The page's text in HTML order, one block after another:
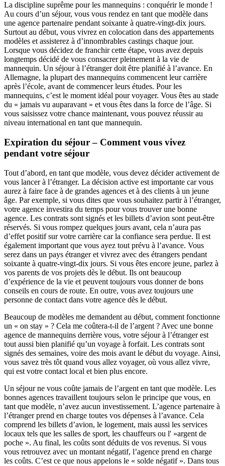
La discipline suprême pour les mannequins : conquérir le monde !
Au cours d’un séjour, vous vous rendez en tant que modèle dans
une agence partenaire pendant soixante à quatre-vingt-dix jours.
Surtout au début, vous vivrez en colocation dans des appartements
modèles et assisterez à d’innombrables castings chaque jour.
Lorsque vous décidez de franchir cette étape, vous avez depuis
longtemps décidé de vous consacrer pleinement à la vie de
mannequin. Un séjour à l’étranger doit être planifié à l’avance. En
Allemagne, la plupart des mannequins commencent leur carrière
après l’école, avant de commencer leurs études. Pour les
mannequins, c’est le moment idéal pour voyager. Vous êtes au stade
du « jamais vu auparavant » et vous êtes dans la force de l’âge. Si
vous saisissez votre chance maintenant, vous pouvez réussir au
niveau international en tant que mannequin.
Expiration du séjour – Comment vous vivez
pendant votre séjour
Tout d’abord, en tant que modèle, vous devez décider activement de
vous lancer à l’étranger. La décision active est importante car vous
aurez à faire face à de grandes agences et à des clients à un jeune
âge. Par exemple, si vous dites que vous souhaitez partir à l’étranger,
votre agence investira du temps pour vous trouver une bonne
agence. Les contrats sont signés et les billets d’avion sont peut-être
réservés. Si vous rompez quelques jours avant, cela n’aura pas
d’effet positif sur votre carrière car la confiance sera perdue. Il est
également important que vous ayez tout prévu à l’avance. Vous
serez dans un pays étranger et vivrez avec des étrangers pendant
soixante à quatre-vingt-dix jours. Si vous êtes encore jeune, parlez à
vos parents de vos projets dès le début. Ils ont beaucoup
d’expérience de la vie et peuvent toujours vous donner de bons
conseils en cours de route. En outre, vous avez toujours une
personne de contact dans votre agence dès le début.
Beaucoup de modèles me demandent au début, comment fonctionne
un « on stay » ? Cela me coûtera-t-il de l’argent ? Avec une bonne
agence de mannequins derrière vous, votre séjour à l’étranger est
tout aussi bien planifié qu’un voyage à forfait. Les contrats sont
signés des semaines, voire des mois avant le début du voyage. Ainsi,
vous savez très tôt quand vous allez voyager, où vous allez vivre,
qui est votre contact local et bien plus encore.
Un séjour ne vous coûte jamais de l’argent en tant que modèle. Les
bonnes agences travaillent toujours selon le principe que vous, en
tant que modèle, n’avez aucun investissement. L’agence partenaire à
l’étranger prend en charge toutes vos dépenses à l’avance. Cela
comprend les billets d’avion, le logement, mais aussi les services
locaux tels que les salles de sport, les chauffeurs ou l' »argent de
poche ». Au final, les coûts sont déduits de vos revenus. Si vous
vous retrouvez avec un montant négatif, l’agence prend en charge
les coûts. C’est ce que nous appelons le « solde négatif ». Dans tous